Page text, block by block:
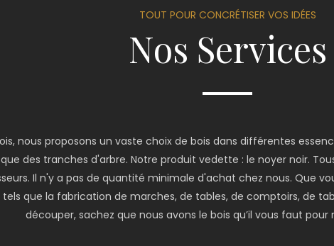
TOUT POUR CONCRÉTISER VOS IDÉES
Nos Services
nous proposons un vaste choix de bois dans différentes
des tranches d'arbre. Notre produit vedette : le noyer noir.
Il n'y a pas de quantité minimale d'achat chez nous. Que
tels que la fabrication de marches, de tables, de comptoirs, de
découper, sachez que nous avons le bois qu’il vous faut pour